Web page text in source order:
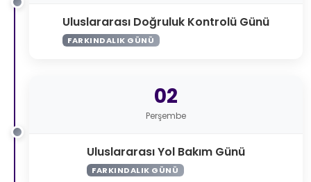
Uluslararası Doğruluk Kontrolü Günü
FARKINDALIK GÜNÜ
02
Perşembe
Uluslararası Yol Bakım Günü
FARKINDALIK GÜNÜ